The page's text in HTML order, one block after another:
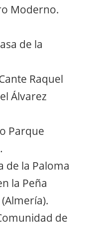
Moderno.
de la
Raquel
Álvarez
Parque
de la Paloma
la Peña
de